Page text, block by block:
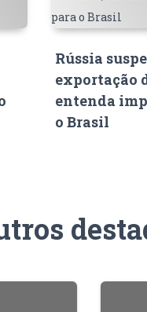
Rússia
exportação
entenda
o Brasil